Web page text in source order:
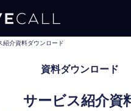
紹介資料ダウンロード
資料ダウンロード
サービス紹介資